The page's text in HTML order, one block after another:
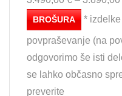
BROŠURA *
povpraševanje (na
odgovorimo še isti
se lahko občasno
preverite